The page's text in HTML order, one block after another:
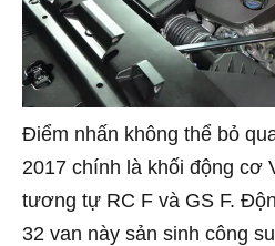
Điểm nhấn không thể bỏ
2017 chính là khối động cơ
tương tự RC F và GS F.
32 van này sản sinh công